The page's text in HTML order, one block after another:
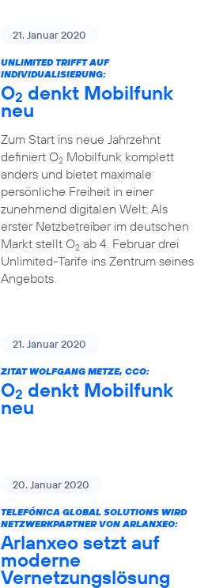
21. Januar 2020
UNLIMITED TRIFFT AUF
INDIVIDUALISIERUNG:
O2 denkt Mobilfunk
neu
Zum Start ins neue Jahrzehnt
definiert O2Mobilfunk komplett
anders und bietet maximale
persönliche Freiheit in einer
zunehmend digitalen Welt: Als
erster Netzbetreiber im deutschen
Markt stellt O2ab 4. Februar drei
Unlimited-Tarife ins Zentrum seines
Angebots.
21. Januar 2020
ZITAT WOLFGANG METZE, CCO:
O2 denkt Mobilfunk
neu
20. Januar 2020
TELEFÓNICA GLOBAL SOLUTIONS WIRD
NETZWERKPARTNER VON ARLANXEO:
Arlanxeo setzt auf
moderne
Vernetzungslösung